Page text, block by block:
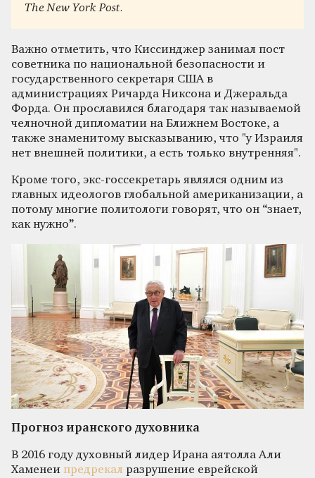
The New York Post.
Важно отметить, что Киссинджер занимал пост
советника по национальной безопасности и
государственного секретаря США в
администрациях Ричарда Никсона и Джеральда
Форда. Он прославился благодаря так называемой
челночной дипломатии на Ближнем Востоке, а
также знаменитому высказыванию, что "у Израиля
нет внешней политики, а есть только внутренняя".
Кроме того, экс-госсекретарь являлся одним из
главных идеологов глобальной американизации, а
потому многие политологи говорят, что он “знает,
как нужно”.
Прогноз иранского духовника
В 2016 году духовный лидер Ирана аятолла Али
Хаменеи предрекал разрушение еврейской